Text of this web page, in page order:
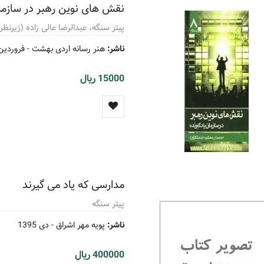
نقش های نوین رهبر در
پیتر سنگه، عبدالرضا عالی زاده
ناشر: هنر رسانه اردی بهشت -فروردین
15000 ریال
مدارسی که یاد می گیرند
پیتر سنگه
ناشر: پویه مهر اشراق - دی 1395
400000 ریال